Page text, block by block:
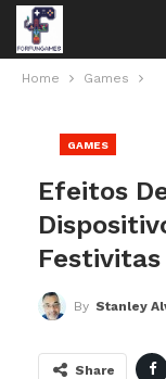
Home Games
GAMES
Efeitos
By Stanley
Share